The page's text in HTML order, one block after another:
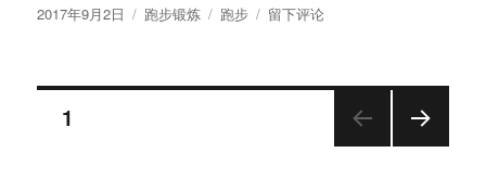
发
2017年9月2日
分
跑步锻炼
标
跑步
于
Running
留下评论
文1